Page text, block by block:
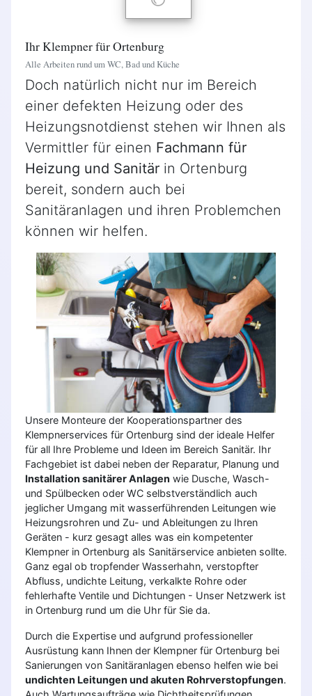
Ihr Klempner für Ortenburg
Alle Arbeiten rund um WC, Bad und Küche
Doch natürlich nicht nur im Bereich
einer defekten Heizung oder des
Heizungsnotdienst stehen wir Ihnen als
Vermittler für einen Fachmann für
Heizung und Sanitär in Ortenburg
bereit, sondern auch bei
Sanitäranlagen und ihren Problemchen
können wir helfen.
Unsere Monteure der Kooperationspartner des
Klempnerservices für Ortenburg sind der ideale Helfer
für all Ihre Probleme und Ideen im Bereich Sanitär. Ihr
Fachgebiet ist dabei neben der Reparatur, Planung und
Installation sanitärer Anlagen wie Dusche, Wasch-
und Spülbecken oder WC selbstverständlich auch
jeglicher Umgang mit wasserführenden Leitungen wie
Heizungsrohren und Zu- und Ableitungen zu Ihren
Geräten - kurz gesagt alles was ein kompetenter
Klempner in Ortenburg als Sanitärservice anbieten sollte.
Ganz egal ob tropfender Wasserhahn, verstopfter
Abfluss, undichte Leitung, verkalkte Rohre oder
fehlerhafte Ventile und Dichtungen - Unser Netzwerk ist
in Ortenburg rund um die Uhr für Sie da.
Durch die Expertise und aufgrund professioneller
Ausrüstung kann Ihnen der Klempner für Ortenburg bei
Sanierungen von Sanitäranlagen ebenso helfen wie bei
undichten Leitungen und akuten Rohrverstopfungen.